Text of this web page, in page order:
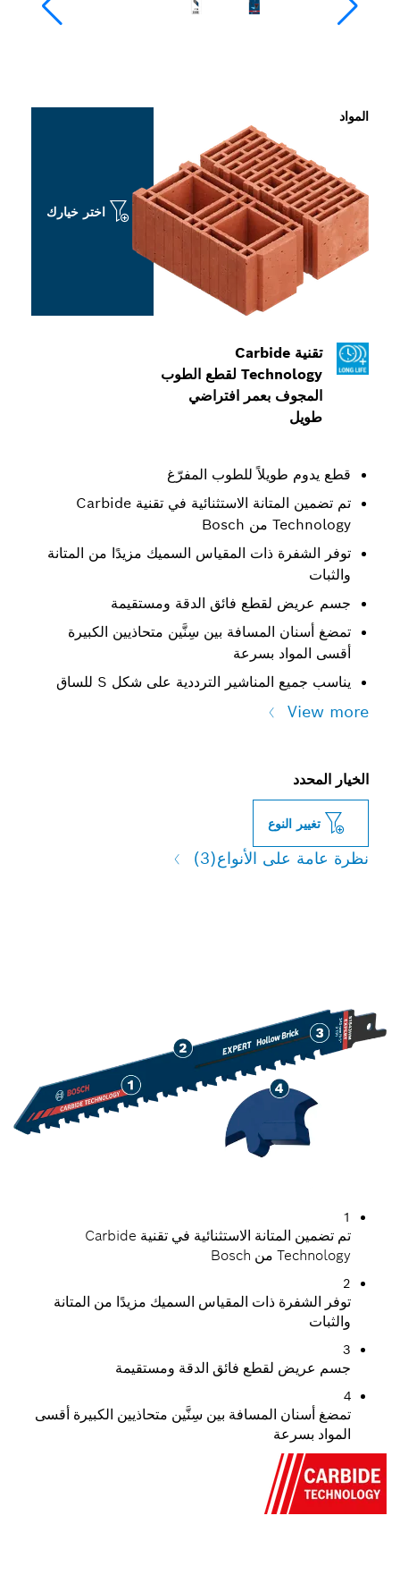
تقنية Carbide
Technology لقطع الطوب
المجوف بعمر افتراضي
طويل
قطع يدوم طويلاً للطوب المفرّغ
تم تضمين المتانة الاستثنائية في تقنية Carbide
Technology من Bosch
توفر الشفرة ذات المقياس السميك مزيدًا من المتانة
والثبات
جسم عريض لقطع فائق الدقة ومستقيمة
تمضغ أسنان المسافة بين سِنَّين متحاذيين الكبيرة
أقسى المواد بسرعة
يناسب جميع المناشير الترددية على شكل S للساق
View more
المواد
اختر خيارك
الخيار المحدد
تغيير النوع
نظرة عامة على الأنواع(3)
1
تم تضمين المتانة الاستثنائية في تقنية Carbide
Technology من Bosch
2
توفر الشفرة ذات المقياس السميك مزيدًا من المتانة
والثبات
3
جسم عريض لقطع فائق الدقة ومستقيمة
4
تمضغ أسنان المسافة بين سِنَّين متحاذيين الكبيرة أقسى
المواد بسرعة